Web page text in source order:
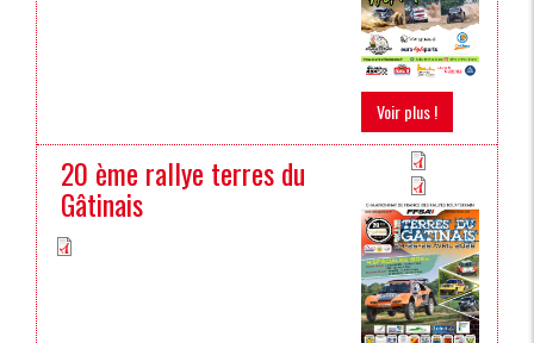
Voir plus !
20 ème rallye terres du
Gâtinais